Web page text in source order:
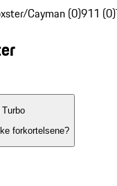
Cayman (0)911 (0)
forkortelsene?